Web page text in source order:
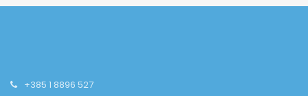
+385 1 8896 527